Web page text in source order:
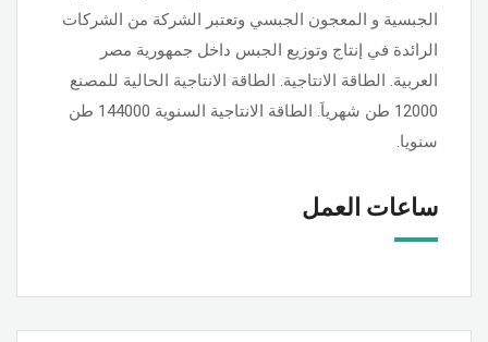
الجبسية و المعجون الجبسي وتعتبر الشركة من الشركات
الرائدة في إنتاج وتوزيع الجبس داخل جمهورية مصر
العربية. الطاقة الانتاجية. الطاقة الانتاجية الحالية للمصنع
12000 طن شهرياَ. الطاقة الانتاجية السنوية 144000 طن
سنويا.
ساعات العمل